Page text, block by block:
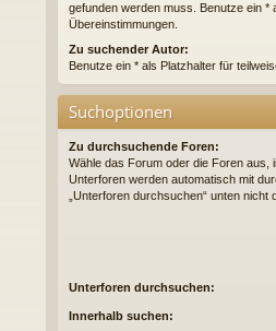
gefunden werden muss. Benutze ein *
Übereinstimmungen.
Zu suchender Autor:
Benutze ein * als Platzhalter für
Suchoptionen
Zu durchsuchende Foren:
Wähle das Forum oder die Foren aus,
Unterforen werden automatisch mit
„Unterforen durchsuchen“ unten nicht
Unterforen durchsuchen:
Innerhalb suchen: